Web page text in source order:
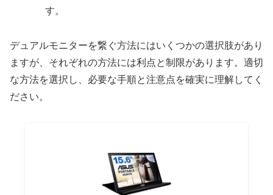
す。
デュアルモニターを繋ぐ方法にはいくつかの選択肢があり
ますが、それぞれの方法には利点と制限があります。適切
な方法を選択し、必要な手順と注意点を確実に理解してく
ださい。